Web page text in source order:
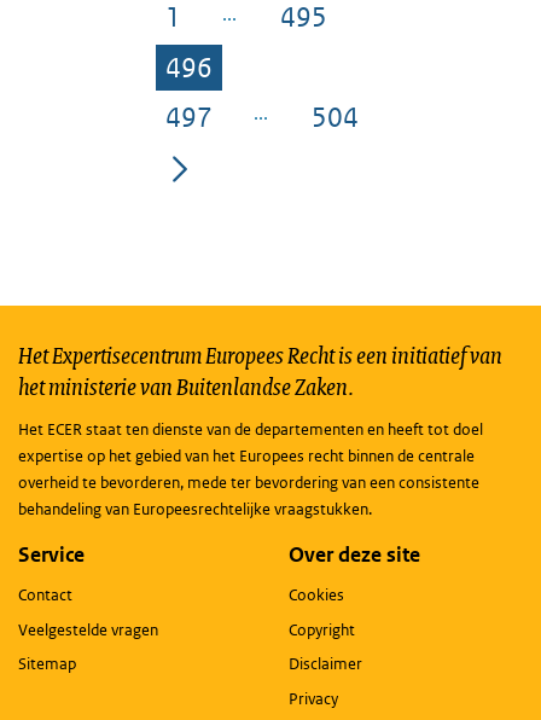
Pagina
1 Pagina
495
Pagina
496
Pagina
497 Pagina
504
Het Expertisecentrum Europees Recht is een initiatief van
het ministerie van Buitenlandse Zaken.
Het ECER staat ten dienste van de departementen en heeft tot doel
expertise op het gebied van het Europees recht binnen de centrale
overheid te bevorderen, mede ter bevordering van een consistente
behandeling van Europeesrechtelijke vraagstukken.
Service
Contact
Veelgestelde vragen
Sitemap
Over deze site
Cookies
Copyright
Disclaimer
Privacy